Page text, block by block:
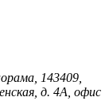
143409,
д. 4А, офис